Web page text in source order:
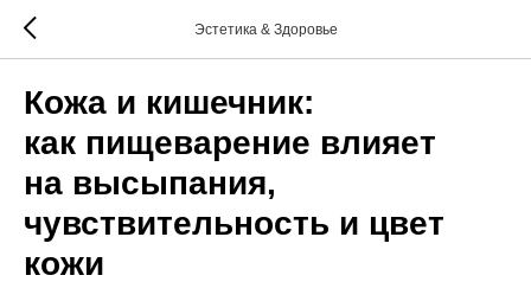
Эстетика & Здоровье
Кожа и кишечник:
как пищеварение влияет
на высыпания,
чувствительность и цвет
кожи